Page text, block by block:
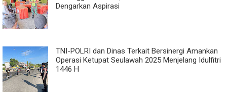
Dengarkan Aspirasi
TNI-POLRI dan Dinas Terkait Bersinergi Amankan
Operasi Ketupat Seulawah 2025 Menjelang Idulfitri
1446 H